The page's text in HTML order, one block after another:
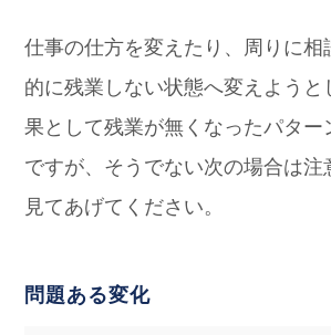
仕事の仕方を変えたり、周りに相
的に残業しない状態へ変えよう
果として残業が無くなったパター
ですが、そうでない次の場合は注
見てあげてください。
問題ある変化